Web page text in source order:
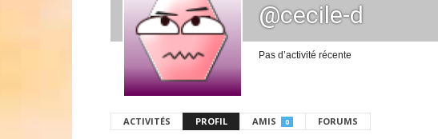
@cecile-d
Pas d’activité récente
ACTIVITÉS PROFIL AMIS 0 FORUMS